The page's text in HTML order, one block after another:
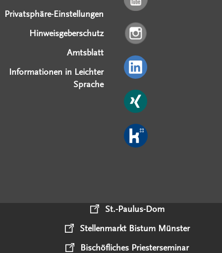
Privatsphäre-Einstellungen
Hinweisgeberschutz
Amtsblatt
Informationen in Leichter
Sprache
St.-Paulus-Dom
Stellenmarkt Bistum Münster
Bischöfliches Priesterseminar